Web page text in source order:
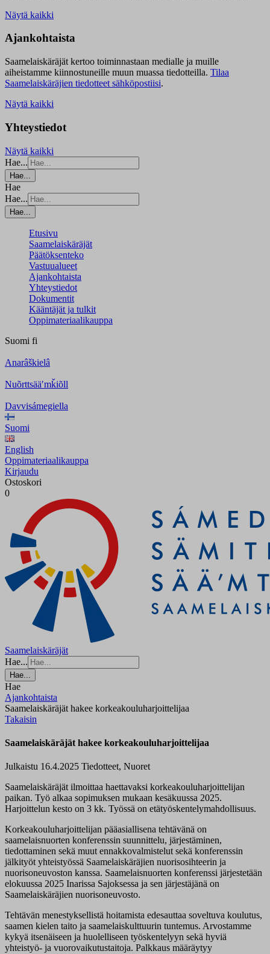
Näytä kaikki
Ajankohtaista
Saamelaiskäräjät kertoo toiminnastaan medialle ja muille
aiheistamme kiinnostuneille muun muassa tiedotteilla. Tilaa
Saamelaiskäräjien tiedotteet sähköpostiisi.
Näytä kaikki
Yhteystiedot
Näytä kaikki
Hae...
Hae...
Hae
Hae...
Hae...
Etusivu
Saamelaiskäräjät
Päätöksenteko
Vastuualueet
Ajankohtaista
Yhteystiedot
Dokumentit
Kääntäjät ja tulkit
Oppimateriaalikauppa
Suomi fi
Anarâškielâ
Nuõrttsääʹmǩiõll
Davvisámegiella
Suomi
English
Oppimateriaalikauppa
Kirjaudu
Ostoskori
0
Saamelaiskäräjät
Hae...
Hae...
Hae
Ajankohtaista
Saamelaiskäräjät hakee korkeakouluharjoittelijaa
Takaisin
Saamelaiskäräjät hakee korkeakouluharjoittelijaa
Julkaistu 16.4.2025 Tiedotteet, Nuoret
Saamelaiskäräjät ilmoittaa haettavaksi korkeakouluharjoittelijan
paikan. Työ alkaa sopimuksen mukaan kesäkuussa 2025.
Harjoittelun kesto on 3 kk. Työssä on etätyöskentelymahdollisuus.
Korkeakouluharjoittelijan pääasiallisena tehtävänä on
saamelaisnuorten konferenssin suunnittelu, järjestäminen,
tiedottaminen sekä muut ennakkovalmistelut sekä konferenssin
jälkityöt yhteistyössä Saamelaiskäräjien nuorisosihteerin ja
nuorisoneuvoston kanssa. Saamelaisnuorten konferenssi järjestetään
elokuussa 2025 Inarissa Sajoksessa ja sen järjestäjänä on
Saamelaiskäräjien nuorisoneuvosto.
Tehtävän menestyksellistä hoitamista edesauttaa soveltuva koulutus,
saamen kielen taito ja saamelaiskulttuurin tuntemus. Arvostamme
kykyä itsenäiseen ja huolelliseen työskentelyyn sekä hyviä
yhteistyö- ja vuorovaikutustaitoja. Palkkaus määräytyy